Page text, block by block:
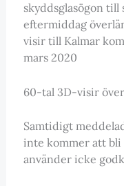
skyddsglasögon
eftermiddag
visir till Kalmar
mars 2020
60-tal 3D-visir
Samtidigt
inte kommer att bli
använder icke